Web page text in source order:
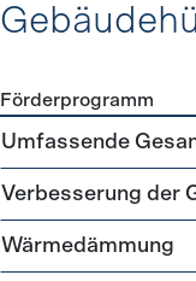
Förderprogramme
Förderprogramm
Umfassende
Verbesserung der
Wärmedämmung